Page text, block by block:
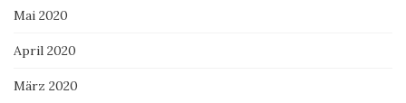
Mai 2020
April 2020
März 2020